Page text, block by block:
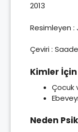
2013
Resimleyen
Çeviri :
Kimler
Çocuk
Neden